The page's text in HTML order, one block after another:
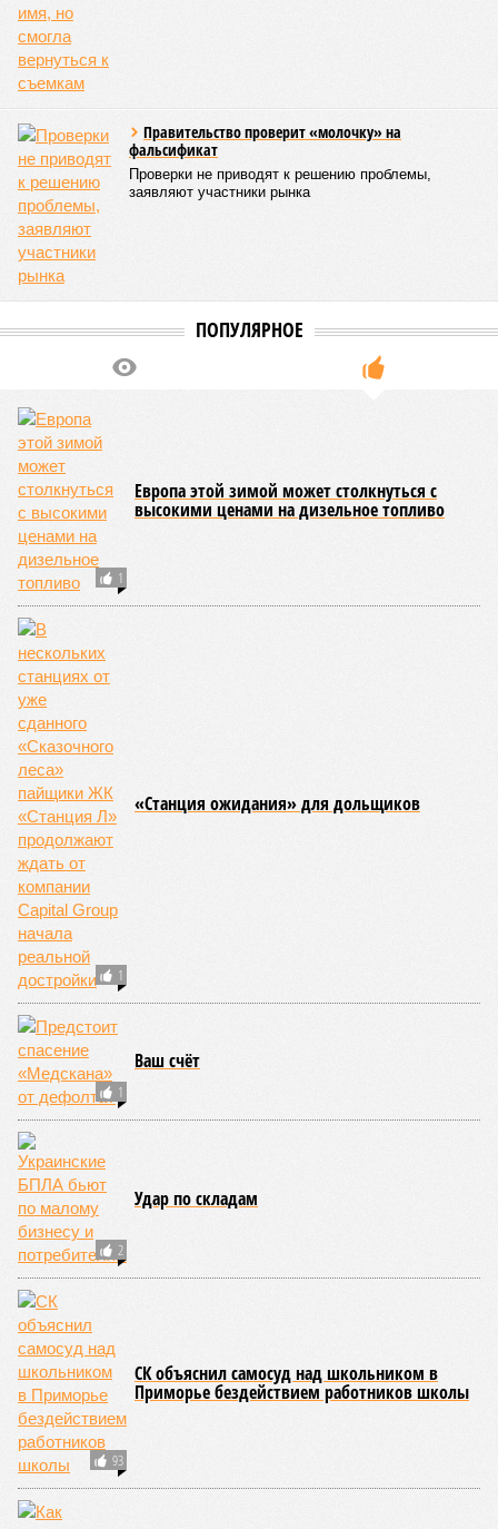
которая все больше расходится с реальным положением
дел? Именно на этот вопрос сегодня больше всего ждут
ответа дольщики ЖК «Станция Л».
Украинскому
кандидату в
конгресс США
запретили
приходить на пляж
после драки
Попытки Запада
рассорить Москву и
КОММЕНТАРИИ 0
Версия
крутой нрав – когда покажет снова?
Земля уже не раз показывала человечеству свой крутой
нрав – когда покажет снова?
Последние времена
Земля уже не раз показывала человечеству свой крутой нрав – когда
Природа постоянно вступает в противоречие с нами. Ведь пока
она стремится всё на планете держать в балансе, человечество
не особенно церемонится с окружающей средой. Самые
массовые катастрофы в прошлом – какими они были? Какие
ждут нас со дня на день и чем грозят?
РассказСтивена Кинга
последствия очередного апокалипсиса, искусственно
вызванного группой биологов, называется «Конец всей
этой мерзости». В реальной жизни участия пытливых
исследователей в организации конца света может не
понадобиться: природа сама разберётся, как и где
уменьшить масштабы человеческой популяции.
(фото: en.wikipedia.org)
Да, наша любимая маленькая планета может быть
единственной, где в пределах Солнечной системы есть
полноценная жизнь, но Земля также регулярно пытается
эту жизнь уничтожить. Так уж вышло, что внутренние
процессы на планете включают в себя всевозможные
геологические, метеорологические и физические явления,
которые для человека довольно опасны. Или попросту
смертельны. И вот несколько тому примеров.
Все стихии сразу
Около 100 лет назад в Поднебесной приключилось то, что
у нас назвали бы тридцатью тремя несчастьями. Страну
последовательно поразили: многолетняя засуха, страшный
паводок, невероятные ливни. Несколько миллионов
человек не пережили этот разгул стихий. Вот что тогда
приключилось.